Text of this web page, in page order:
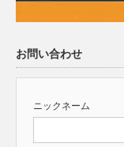
お問い合わせ
ニックネーム